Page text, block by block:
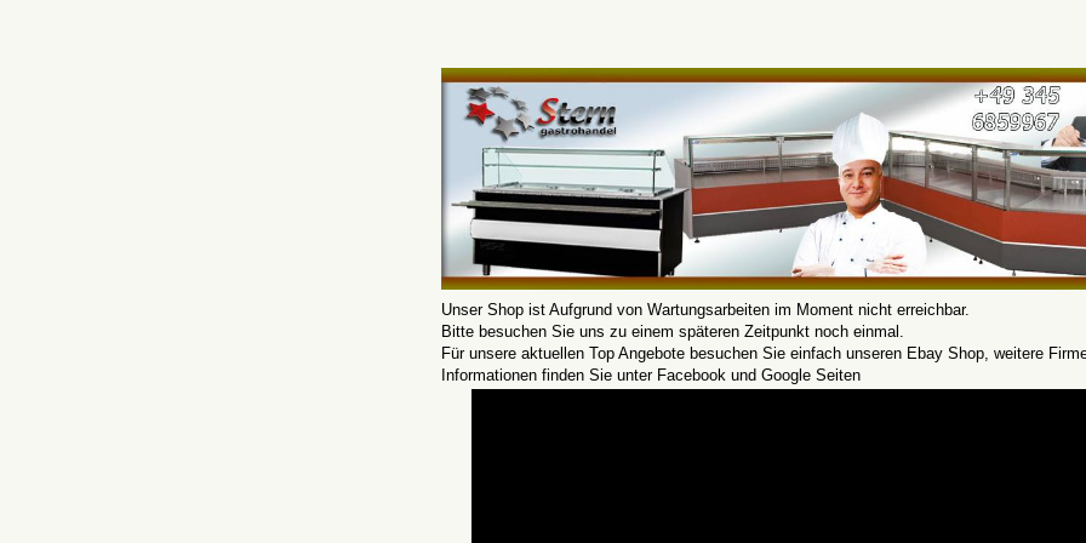
Unser Shop ist Aufgrund von Wartungsarbeiten im Moment nicht erreichbar.
Bitte besuchen Sie uns zu einem späteren Zeitpunkt noch einmal.
Für unsere aktuellen Top Angebote besuchen Sie einfach unseren Ebay Shop, weitere
Informationen finden Sie unter Facebook und Google Seiten